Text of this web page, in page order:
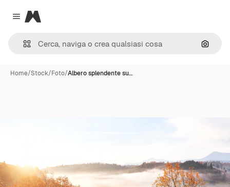
Close menu
Magnific
Cerca
Home/Stock/Foto/Albero splendente su…